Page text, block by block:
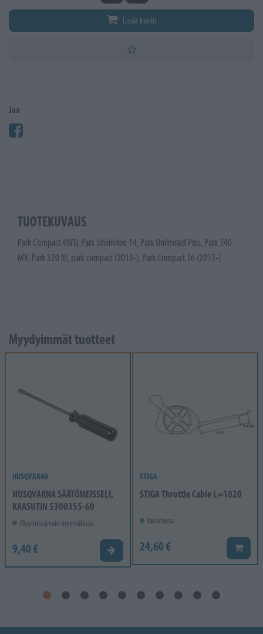
Lisää koriin
Jaa
TUOTEKUVAUS
Park Compact 4WD, Park Unlimited 14, Park Unlimited Plus, Park 340
MX, Park 320 M, park compact (2013-), Park Compact 16 (2013-)
Myydyimmät tuotteet
HUSQVARNA
HUSQVARNA SÄÄTÖMEISSELI,
KAASUTIN 5300355-60
Myynnissä vain myymälässä.
9,40 € Valitse vaihtoehto
STIGA
STIGA Throttle Cable L=1020
Varastossa
24,60 € Lisää